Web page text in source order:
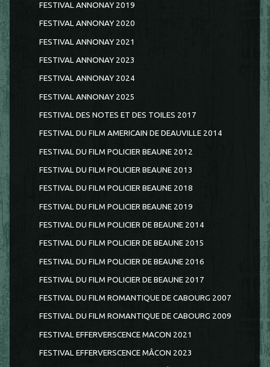
FESTIVAL ANNONAY 2019
FESTIVAL ANNONAY 2020
FESTIVAL ANNONAY 2021
FESTIVAL ANNONAY 2023
FESTIVAL ANNONAY 2024
FESTIVAL ANNONAY 2025
FESTIVAL DES NOTES ET DES TOILES 2017
FESTIVAL DU FILM AMERICAIN DE DEAUVILLE 2014
FESTIVAL DU FILM POLICIER BEAUNE 2012
FESTIVAL DU FILM POLICIER BEAUNE 2013
FESTIVAL DU FILM POLICIER BEAUNE 2018
FESTIVAL DU FILM POLICIER BEAUNE 2019
FESTIVAL DU FILM POLICIER DE BEAUNE 2014
FESTIVAL DU FILM POLICIER DE BEAUNE 2015
FESTIVAL DU FILM POLICIER DE BEAUNE 2016
FESTIVAL DU FILM POLICIER DE BEAUNE 2017
FESTIVAL DU FILM ROMANTIQUE DE CABOURG 2007
FESTIVAL DU FILM ROMANTIQUE DE CABOURG 2009
FESTIVAL EFFERVERSCENCE MACON 2021
FESTIVAL EFFERVERSCENCE MÂCON 2023